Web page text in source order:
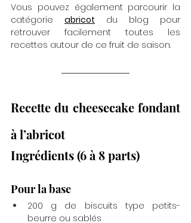
Vous pouvez également parcourir la
catégorie abricot du blog pour
retrouver facilement toutes les
recettes autour de ce fruit de saison.
Recette du cheesecake fondant
à l’abricot
Ingrédients (6 à 8 parts)
Pour la base
200 g de biscuits type petits-
beurre ou sablés